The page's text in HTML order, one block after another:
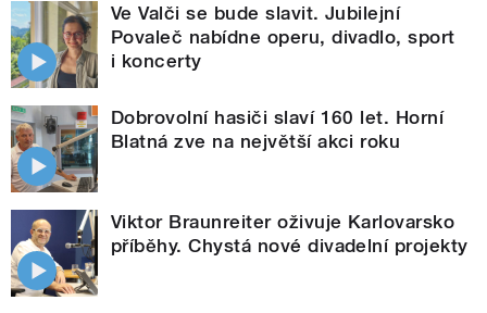
Ve Valči se bude slavit. Jubilejní
Povaleč nabídne operu, divadlo, sport
i koncerty
Dobrovolní hasiči slaví 160 let. Horní
Blatná zve na největší akci roku
Viktor Braunreiter oživuje Karlovarsko
příběhy. Chystá nové divadelní projekty